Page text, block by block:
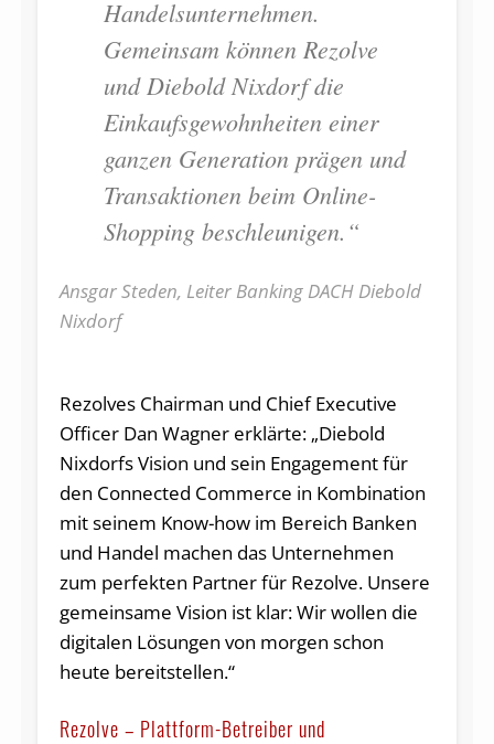
Handelsunternehmen.
Gemeinsam können Rezolve
und Diebold Nixdorf die
Einkaufsgewohnheiten einer
ganzen Generation prägen und
Transaktionen beim Online-
Shopping beschleunigen.“
Ansgar Steden, Leiter Banking DACH Diebold
Nixdorf
Rezolves Chairman und Chief Executive
Officer Dan Wagner erklärte: „Diebold
Nixdorfs Vision und sein Engagement für
den Connected Commerce in Kombination
mit seinem Know-how im Bereich Banken
und Handel machen das Unternehmen
zum perfekten Partner für Rezolve. Unsere
gemeinsame Vision ist klar: Wir wollen die
digitalen Lösungen von morgen schon
heute bereitstellen.“
Rezolve – Plattform-Betreiber und